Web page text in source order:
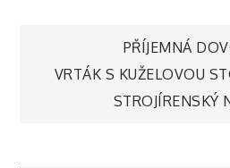
Navigace
PŘÍJEMNÁ
VRTÁK S KUŽELOVOU
STROJÍRENSKÝ